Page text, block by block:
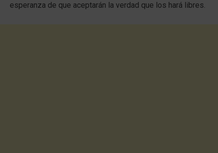
esperanza de que aceptarán la verdad que los hará libres.